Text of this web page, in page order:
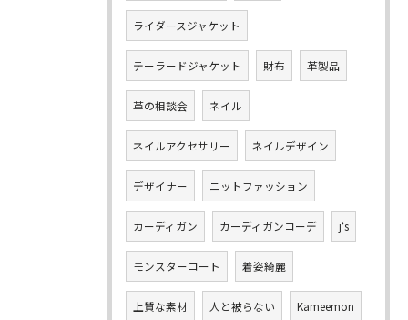
ライダースジャケット
テーラードジャケット 財布 革製品
革の相談会 ネイル
ネイルアクセサリー ネイルデザイン
デザイナー ニットファッション
カーディガン カーディガンコーデ j‘s
モンスターコート 着姿綺麗
上質な素材 人と被らない Kameemon